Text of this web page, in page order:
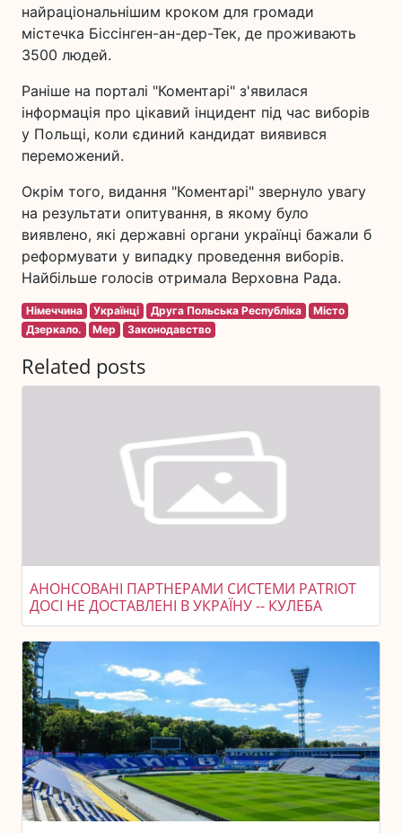
найраціональнішим кроком для громади
містечка Біссінген-ан-дер-Тек, де проживають
3500 людей.
Раніше на порталі "Коментарі" з'явилася
інформація про цікавий інцидент під час виборів
у Польщі, коли єдиний кандидат виявився
переможений.
Окрім того, видання "Коментарі" звернуло увагу
на результати опитування, в якому було
виявлено, які державні органи українці бажали б
реформувати у випадку проведення виборів.
Найбільше голосів отримала Верховна Рада.
Німеччина Українці Друга Польська Республіка
Місто
Дзеркало.
Мер Законодавство
Related posts
АНОНСОВАНІ ПАРТНЕРАМИ СИСТЕМИ PATRIOT
ДОСІ НЕ ДОСТАВЛЕНІ В УКРАЇНУ -- КУЛЕБА